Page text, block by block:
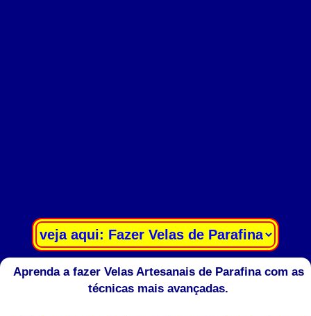
Aprenda a fazer Velas Artesanais de Parafina com as
técnicas mais avançadas.